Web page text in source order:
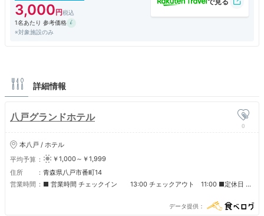
3,000
1名あたり 参考価格
※対象施設のみ
詳細情報
八戸グランドホテル
0
本八戸 / ホテル
平均予算
￥1,000～￥1,999
住所
青森県八戸市番町14
営業時間
■ 営業時間 チェックイン 13:00 チェックアウト 11:00 ■定休日 年
データ提供